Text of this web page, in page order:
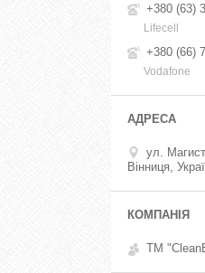
+380 (63)
Lifecell
+380 (66)
Vodafone
ул.
Вінниця,
ТМ